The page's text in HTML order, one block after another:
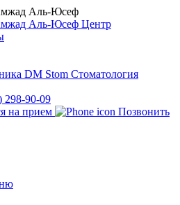
Центр
Стоматология
298-90-09
на прием
Позвонить